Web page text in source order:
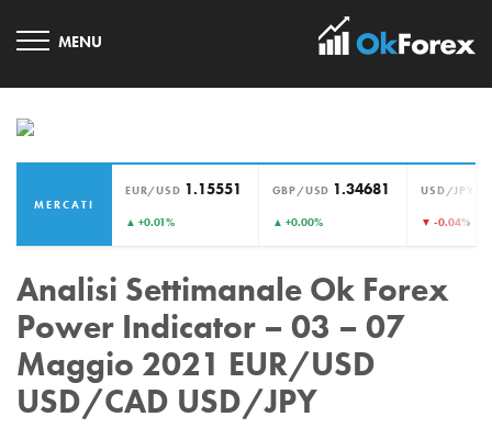
MERCATI
EUR/USD 1.15551
▲ +0.01%
GBP/USD 1.34681
▲ +0.00%
USD/JPY
▼ -0.04%›
Analisi Settimanale Ok Forex
Power Indicator – 03 – 07
Maggio 2021 EUR/USD
USD/CAD USD/JPY